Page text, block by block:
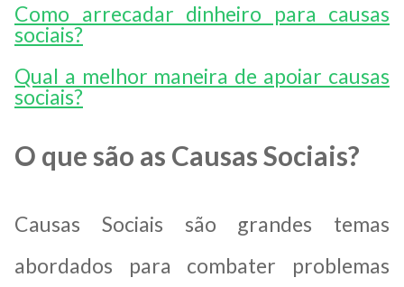
Como arrecadar dinheiro para causas
sociais?
Qual a melhor maneira de apoiar causas
sociais?
O que são as Causas Sociais?
Causas Sociais são grandes temas
abordados para combater problemas